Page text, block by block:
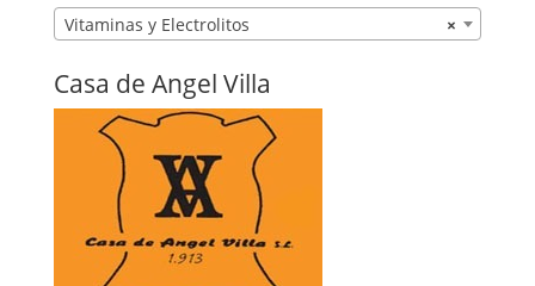
×
Vitaminas y Electrolitos
Casa de Angel Villa